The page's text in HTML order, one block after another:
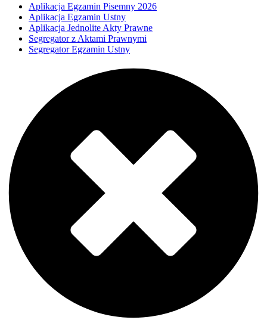
Aplikacja Egzamin Pisemny 2026
Aplikacja Egzamin Ustny
Aplikacja Jednolite Akty Prawne
Segregator z Aktami Prawnymi
Segregator Egzamin Ustny